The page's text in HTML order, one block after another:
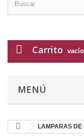
Carrito vacío
MENÚ
LAMPARAS DE